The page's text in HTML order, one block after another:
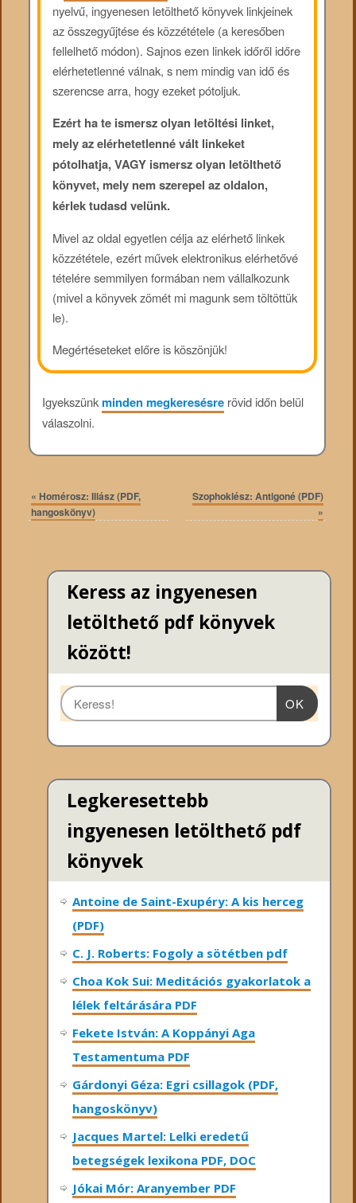
nyelvű, ingyenesen letölthető könyvek linkjeinek
az összegyűjtése és közzététele (a keresőben
fellelhető módon). Sajnos ezen linkek időről időre
elérhetetlenné válnak, s nem mindig van idő és
szerencse arra, hogy ezeket pótoljuk.
Ezért ha te ismersz olyan letöltési linket,
mely az elérhetetlenné vált linkeket
pótolhatja, VAGY ismersz olyan letölthető
könyvet, mely nem szerepel az oldalon,
kérlek tudasd velünk.
Mivel az oldal egyetlen célja az elérhető linkek
közzététele, ezért művek elektronikus elérhetővé
tételére semmilyen formában nem vállalkozunk
(mivel a könyvek zömét mi magunk sem töltöttük
le).
Megértéseteket előre is köszönjük!
Igyekszünkminden megkeresésrerövid időn belül
válaszolni.
« Homérosz: Iliász (PDF,
hangoskönyv)
Szophoklész: Antigoné (PDF)
»
Keress az ingyenesen
letölthető pdf könyvek
között!
OK
Legkeresettebb
ingyenesen letölthető pdf
könyvek
Antoine de Saint-Exupéry: A kis herceg
(PDF)
C. J. Roberts: Fogoly a sötétben pdf
Choa Kok Sui: Meditációs gyakorlatok a
lélek feltárására PDF
Fekete István: A Koppányi Aga
Testamentuma PDF
Gárdonyi Géza: Egri csillagok (PDF,
hangoskönyv)
Jacques Martel: Lelki eredetű
betegségek lexikona PDF, DOC
Jókai Mór: Aranyember PDF